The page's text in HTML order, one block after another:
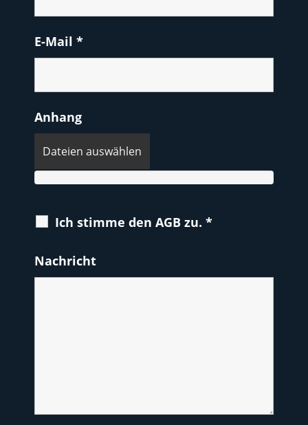
E-Mail *
Anhang
Dateien auswählen
Ich stimme den AGB zu. *
Nachricht